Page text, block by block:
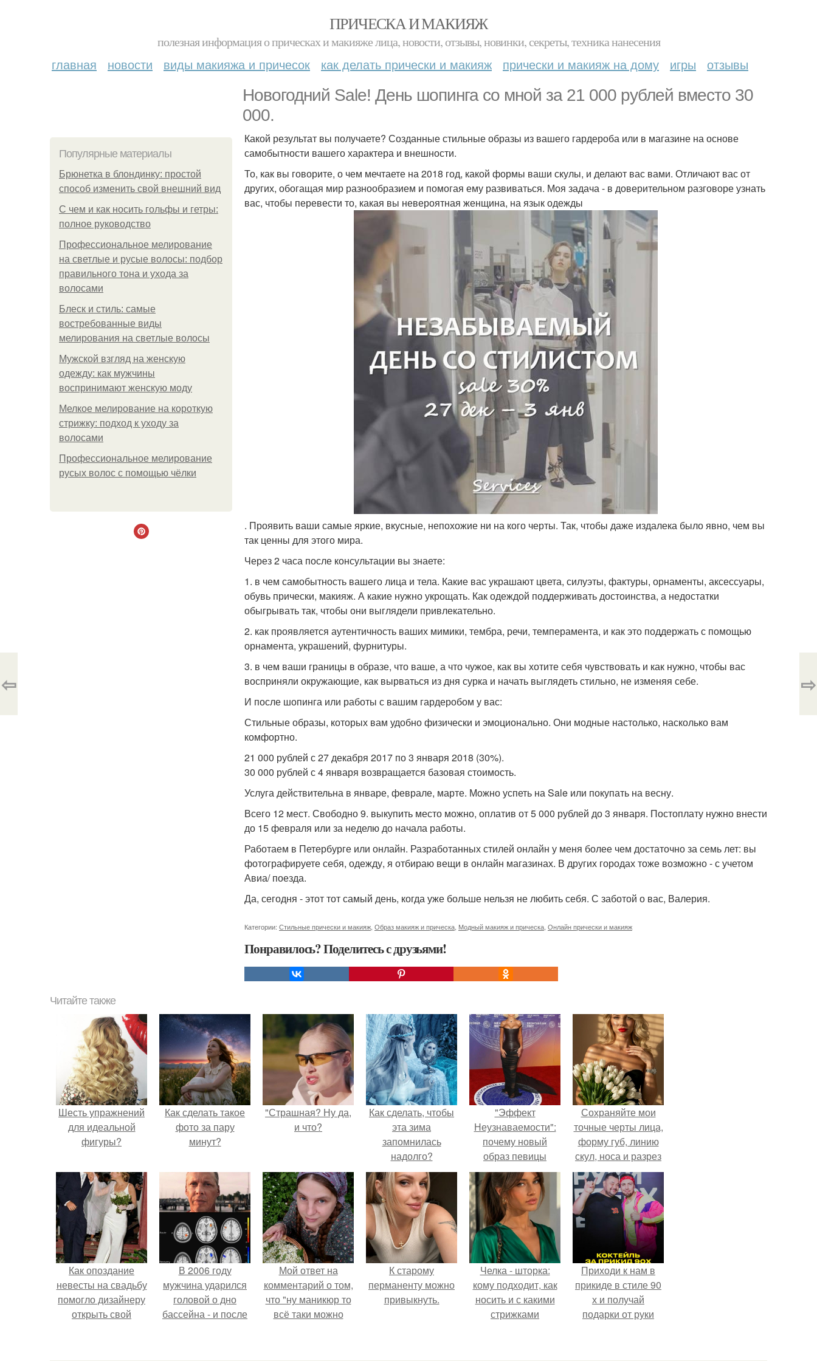
ПРИЧЕСКА И МАКИЯЖ
полезная информация о прическах и макияже лица, новости, отзывы, новинки, секреты, техника нанесения
главная новости виды макияжа и причесок как делать прически и макияж прически и макияж на дому игры отзывы
Новогодний Sale! День шопинга со мной за 21 000 рублей вместо 30
000.
Популярные материалы
Брюнетка в блондинку: простой
способ изменить свой внешний вид
С чем и как носить гольфы и гетры:
полное руководство
Профессиональное мелирование
на светлые и русые волосы: подбор
правильного тона и ухода за
волосами
Блеск и стиль: самые
востребованные виды
мелирования на светлые волосы
Мужской взгляд на женскую
одежду: как мужчины
воспринимают женскую моду
Мелкое мелирование на короткую
стрижку: подход к уходу за
волосами
Профессиональное мелирование
русых волос с помощью чёлки
Какой результат вы получаете? Созданные стильные образы из вашего гардероба или в магазине на основе
самобытности вашего характера и внешности.
То, как вы говорите, о чем мечтаете на 2018 год, какой формы ваши скулы, и делают вас вами. Отличают вас от
других, обогащая мир разнообразием и помогая ему развиваться. Моя задача - в доверительном разговоре узнать
вас, чтобы перевести то, какая вы невероятная женщина, на язык одежды
. Проявить ваши самые яркие, вкусные, непохожие ни на кого черты. Так, чтобы даже издалека было явно, чем вы
так ценны для этого мира.
Через 2 часа после консультации вы знаете:
1. в чем самобытность вашего лица и тела. Какие вас украшают цвета, силуэты, фактуры, орнаменты, аксессуары,
обувь прически, макияж. А какие нужно укрощать. Как одеждой поддерживать достоинства, а недостатки
обыгрывать так, чтобы они выглядели привлекательно.
2. как проявляется аутентичность ваших мимики, тембра, речи, темперамента, и как это поддержать с помощью
орнамента, украшений, фурнитуры.
3. в чем ваши границы в образе, что ваше, а что чужое, как вы хотите себя чувствовать и как нужно, чтобы вас
восприняли окружающие, как вырваться из дня сурка и начать выглядеть стильно, не изменяя себе.
И после шопинга или работы с вашим гардеробом у вас:
Стильные образы, которых вам удобно физически и эмоционально. Они модные настолько, насколько вам
комфортно.
21 000 рублей с 27 декабря 2017 по 3 января 2018 (30%).
30 000 рублей с 4 января возвращается базовая стоимость.
Услуга действительна в январе, феврале, марте. Можно успеть на Sale или покупать на весну.
Всего 12 мест. Свободно 9. выкупить место можно, оплатив от 5 000 рублей до 3 января. Постоплату нужно внести
до 15 февраля или за неделю до начала работы.
Работаем в Петербурге или онлайн. Разработанных стилей онлайн у меня более чем достаточно за семь лет: вы
фотографируете себя, одежду, я отбираю вещи в онлайн магазинах. В других городах тоже возможно - с учетом
Авиа/ поезда.
Да, сегодня - этот тот самый день, когда уже больше нельзя не любить себя. С заботой о вас, Валерия.
Категории: Стильные прически и макияж Образ макияж и прическа Модный макияж и прическа Онлайн прически и макияж
Понравилось? Поделитесь с друзьями!
⇦ ⇨
Читайте также
Шесть упражнений
для идеальной
фигуры?
Как сделать такое
фото за пару
минут?
"Страшная? Ну да,
и что?
Как сделать, чтобы
эта зима
запомнилась
надолго?
"Эффект
Неузнаваемости":
почему новый
образ певицы
вызвал споры о
гранях
возможного?
Сохраняйте мои
точные черты лица,
форму губ, линию
скул, носа и разрез
глаз.
Как опоздание
невесты на свадьбу
помогло дизайнеру
открыть свой
В 2006 году
мужчина ударился
головой о дно
бассейна - и после
странным образом.
Мой ответ на
комментарий о том,
что "ну маникюр то
всё таки можно
К старому
перманенту можно
привыкнуть.
Челка - шторка:
кому подходит, как
носить и с какими
стрижками
Приходи к нам в
прикиде в стиле 90
х и получай
подарки от руки